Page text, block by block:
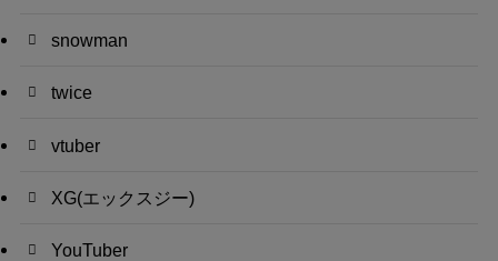
snowman
twice
vtuber
XG(エックスジー)
YouTuber